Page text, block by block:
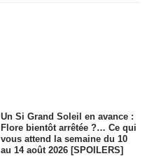
Un Si Grand Soleil en avance :
Flore bientôt arrêtée ?… Ce qui
vous attend la semaine du 10
au 14 août 2026 [SPOILERS]